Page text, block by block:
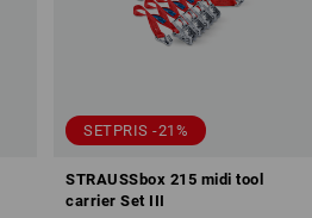
SETPRIS -21%
STRAUSSbox 215 midi tool
carrier Set III